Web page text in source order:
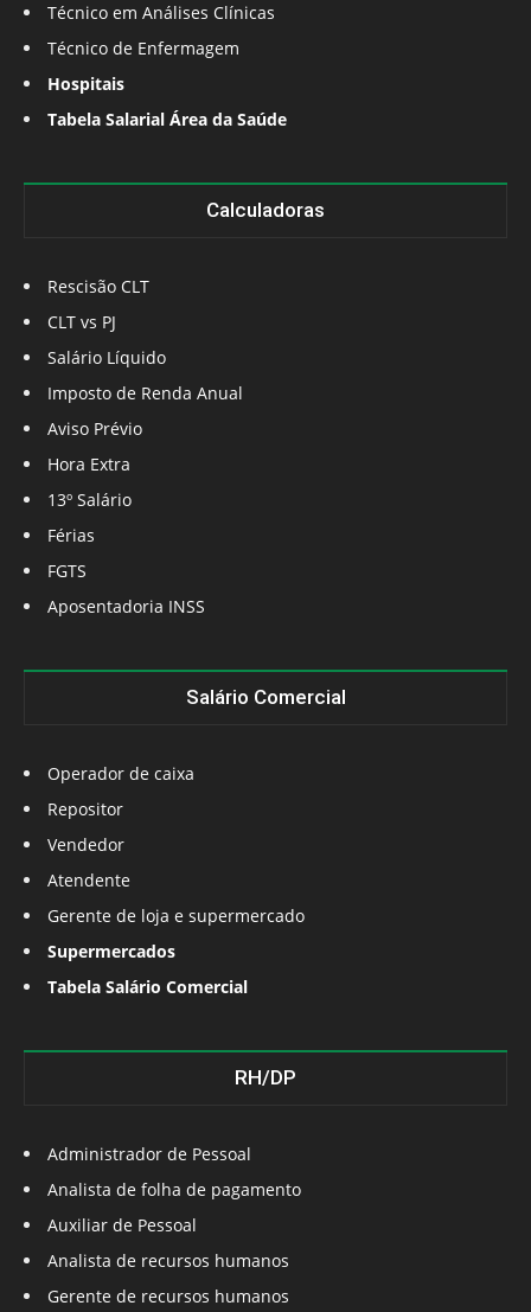
Técnico em Análises Clínicas
Técnico de Enfermagem
Hospitais
Tabela Salarial Área da Saúde
Calculadoras
Rescisão CLT
CLT vs PJ
Salário Líquido
Imposto de Renda Anual
Aviso Prévio
Hora Extra
13º Salário
Férias
FGTS
Aposentadoria INSS
Salário Comercial
Operador de caixa
Repositor
Vendedor
Atendente
Gerente de loja e supermercado
Supermercados
Tabela Salário Comercial
RH/DP
Administrador de Pessoal
Analista de folha de pagamento
Auxiliar de Pessoal
Analista de recursos humanos
Gerente de recursos humanos